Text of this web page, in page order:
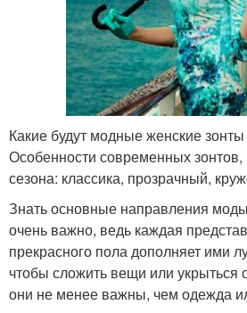
Какие будут модные женские
Особенности современных
сезона: классика, прозрачный,
Знать основные направления
очень важно, ведь каждая
прекрасного пола дополняет ими
чтобы сложить вещи или укрыться
они не менее важны, чем одежда